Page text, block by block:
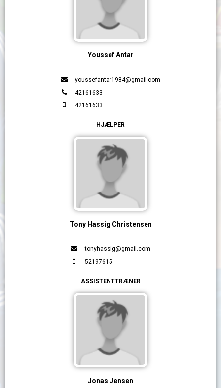
Youssef Antar
youssefantar1984@gmail.com
42161633
42161633
HJÆLPER
Tony Hassig Christensen
tonyhassig@gmail.com
52197615
ASSISTENTTRÆNER
Jonas Jensen